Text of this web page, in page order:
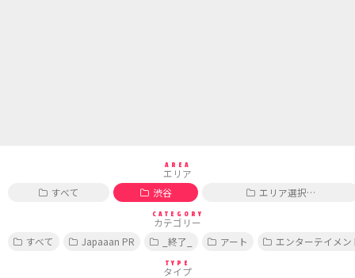
AREA
エリア
すべて
渋谷 エリア選択…
CATEGORY
カテゴリー
すべて
Japaaan PR _終了_ アート エンターテイメン
TYPE
タイプ